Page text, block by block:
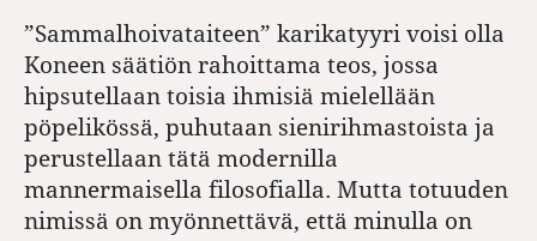
”Sammalhoivataiteen” karikatyyri voisi olla
Koneen säätiön rahoittama teos, jossa
hipsutellaan toisia ihmisiä mielellään
pöpelikössä, puhutaan sienirihmastoista ja
perustellaan tätä modernilla
mannermaisella filosofialla. Mutta totuuden
nimissä on myönnettävä, että minulla on